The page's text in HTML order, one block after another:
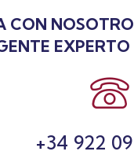
CON
+34 922